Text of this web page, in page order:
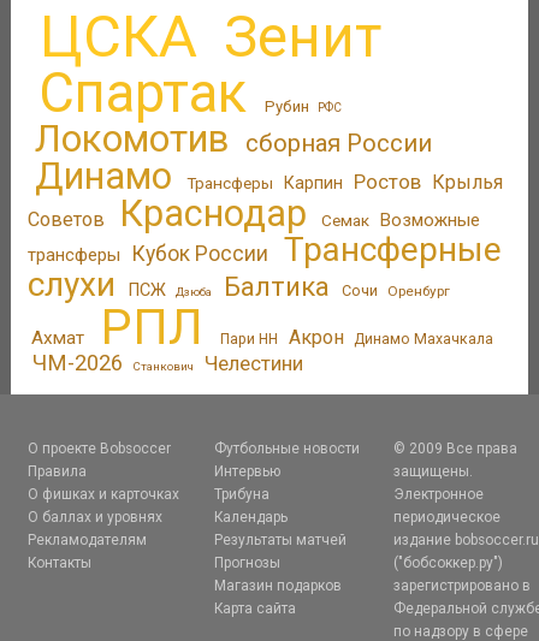
ЦСКА Зенит
Спартак Рубин РФС
Локомотив сборная России
Динамо Трансферы Карпин Ростов Крылья
Советов
Краснодар Семак Возможные
трансферы
Кубок России
Трансферные
слухи
ПСЖ Дзюба Балтика Сочи Оренбург
Ахмат РПЛ Пари НН Акрон Динамо Махачкала
ЧМ-2026 Станкович Челестини
О проекте Bobsoccer
Правила
О фишках и карточках
О баллах и уровнях
Рекламодателям
Контакты
Футбольные новости
Интервью
Трибуна
Календарь
Результаты матчей
Прогнозы
Магазин подарков
Карта сайта
© 2009 Все права
защищены.
Электронное
периодическое
издание bobsoccer.ru
("бобсоккер.ру")
зарегистрировано в
Федеральной
по надзору в сфере